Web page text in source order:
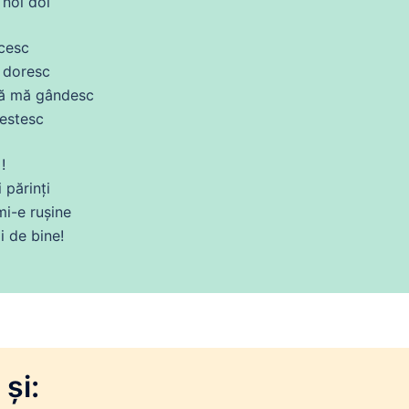
doresc
mă gândesc
părinți
e rușine
de bine!